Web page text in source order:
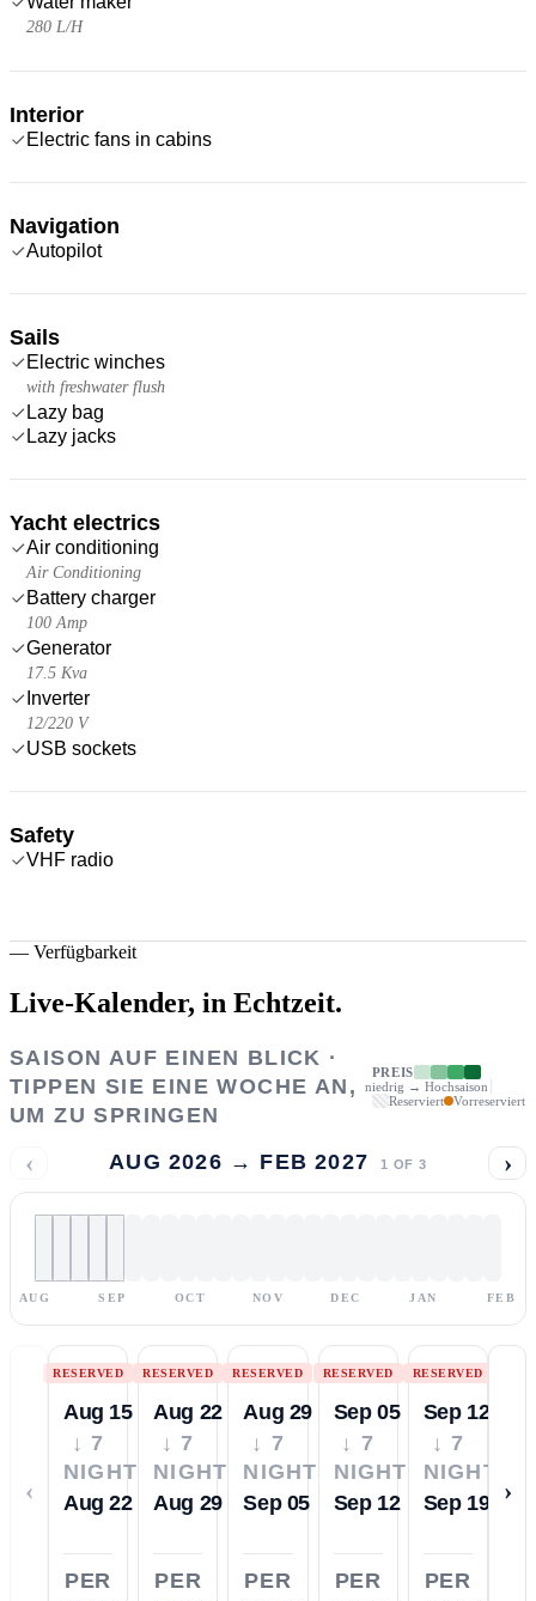
280 L/H
Interior
Electric fans in cabins
Navigation
Autopilot
Sails
Electric winches
with freshwater flush
Lazy bag
Lazy jacks
Yacht electrics
Air conditioning
Air Conditioning
Battery charger
100 Amp
Generator
17.5 Kva
Inverter
12/220 V
USB sockets
Safety
VHF radio
— Verfügbarkeit
Live-Kalender, in Echtzeit.
SAISON AUF EINEN BLICK ·
TIPPEN SIE EINE WOCHE AN,
UM ZU SPRINGEN
PREIS
niedrig → Hochsaison
Reserviert
Vorreserviert
‹ AUG 2026 → FEB 2027 1 OF 3 ›
AUG SEP OCT NOV DEC JAN FEB
‹
RESERVED
Aug 15
↓ 7
NIGHTS
Aug 22
PER
RESERVED
Aug 22
↓ 7
NIGHTS
Aug 29
PER
RESERVED
Aug 29
↓ 7
NIGHTS
Sep 05
PER
RESERVED
Sep 05
↓ 7
NIGHTS
Sep 12
PER
RESERVED
Sep 12
↓ 7
NIGHTS
Sep 19
PER
›